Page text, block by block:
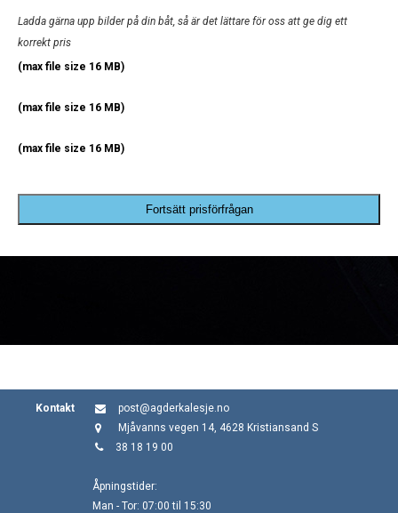
Ladda gärna upp bilder på din båt, så är det lättare för oss att ge dig ett
korrekt pris
(max file size 16 MB)
(max file size 16 MB)
(max file size 16 MB)
Fortsätt prisförfrågan
Kontakt
post@agderkalesje.no
Mjåvanns vegen 14, 4628 Kristiansand S
38 18 19 00
Åpningstider:
Man - Tor: 07:00 til 15:30